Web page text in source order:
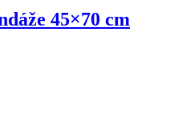
45×70 cm